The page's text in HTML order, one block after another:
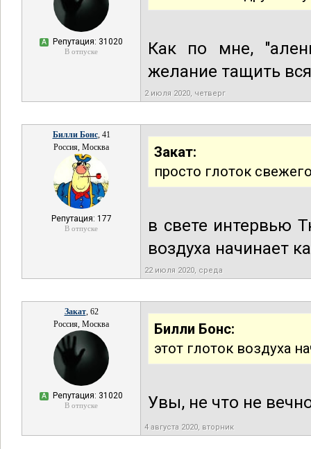
А Репутация: 31020
В отпуске
Как по мне,
желание тащить
2 июля 2020, четверг
Билли Бонс, 41
Россия, Москва
Репутация: 177
В отпуске
Закат:
просто глоток
в свете интервью
воздуха начинает
22 июля 2020, среда
Закат, 62
Россия, Москва
А Репутация: 31020
В отпуске
Билли Бонс:
этот глоток воздуха
Увы, не что не
4 августа 2020, вторник